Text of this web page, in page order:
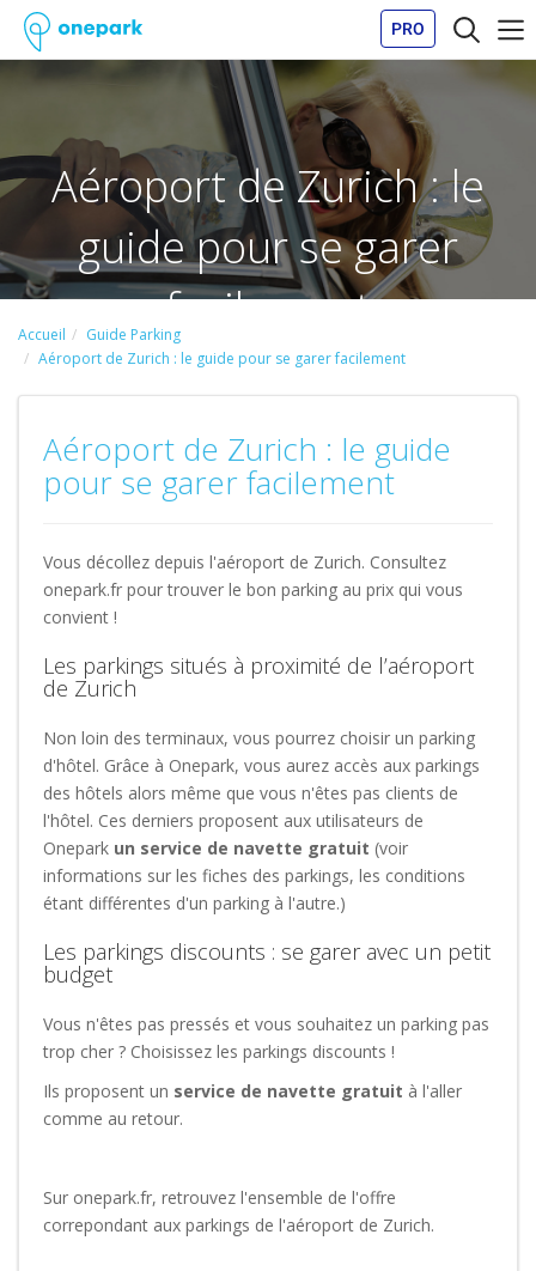
PRO
Aéroport de Zurich : le
guide pour se garer
facilement
Accueil
Guide Parking
Aéroport de Zurich : le guide pour se garer facilement
Aéroport de Zurich : le guide
pour se garer facilement
Vous décollez depuis l'aéroport de Zurich. Consultez
onepark.fr pour trouver le bon parking au prix qui vous
convient !
Les parkings situés à proximité de l’aéroport
de Zurich
Non loin des terminaux, vous pourrez choisir un parking
d'hôtel. Grâce à Onepark, vous aurez accès aux parkings
des hôtels alors même que vous n'êtes pas clients de
l'hôtel. Ces derniers proposent aux utilisateurs de
Onepark un service de navette gratuit (voir
informations sur les fiches des parkings, les conditions
étant différentes d'un parking à l'autre.)
Les parkings discounts : se garer avec un petit
budget
Vous n'êtes pas pressés et vous souhaitez un parking pas
trop cher ? Choisissez les parkings discounts !
Ils proposent un service de navette gratuit à l'aller
comme au retour.
Sur onepark.fr, retrouvez l'ensemble de l'offre
correpondant aux parkings de l'aéroport de Zurich.